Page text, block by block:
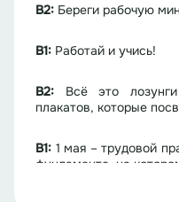
В2: Береги рабочую
В1: Работай и учись!
В2: Всё это лозунги
плакатов, которые
В1: 1 мая – трудовой праздник. Он напоминает всем о
фундаменте, на